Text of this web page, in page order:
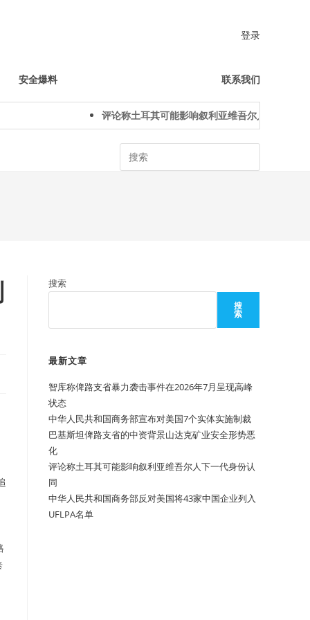
登录
安全爆料 联系我们
评论称土耳其可能影响叙利亚维吾尔人下一代身份认
Search
搜索
搜
索
最新文章
智库称俾路支省暴力袭击事件在2026年7月呈现高峰
状态
中华人民共和国商务部宣布对美国7个实体实施制裁
巴基斯坦俾路支省的中资背景山达克矿业安全形势恶
化
评论称土耳其可能影响叙利亚维吾尔人下一代身份认
同
中华人民共和国商务部反对美国将43家中国企业列入
UFLPA名单